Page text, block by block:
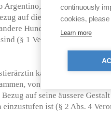
Argentino, Fila Brasileiro,
auf die äussere Gestalt
Hunde, die aufgrund ihres
(§ 1 Verordnung für das
kann bei
von einer
auf seine äussere
ist (§ 2 Abs. 4
continuously
cookies,
Learn more